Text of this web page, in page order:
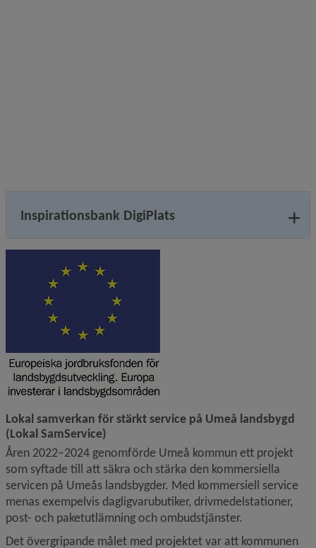
Inspirationsbank DigiPlats
Lokal samverkan för stärkt service på Umeå landsbygd
(Lokal SamService)
Åren 2022–2024 genomförde Umeå kommun ett projekt
som syftade till att säkra och stärka den kommersiella
servicen på Umeås landsbygder. Med kommersiell service
menas exempelvis dagligvarubutiker, drivmedelstationer,
post- och paketutlämning och ombudstjänster.
Det övergripande målet med projektet var att kommunen